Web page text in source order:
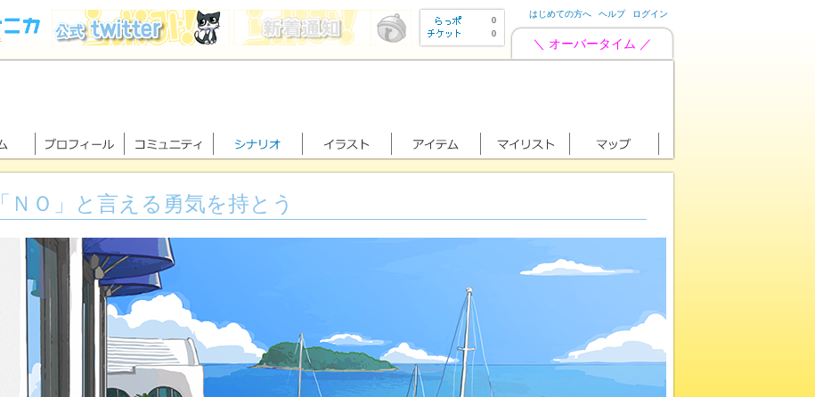
0
0
はじめての方へ ヘルプ ログイン
＼ オーバータイム ／
「ＮＯ」と言える勇気を持とう